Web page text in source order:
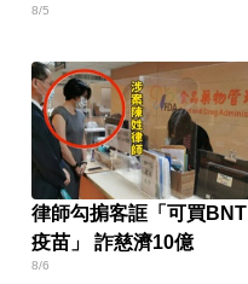
裡的良沒了
8/5
律師勾掮客誆「可買BNT
疫苗」 詐慈濟10億
8/6